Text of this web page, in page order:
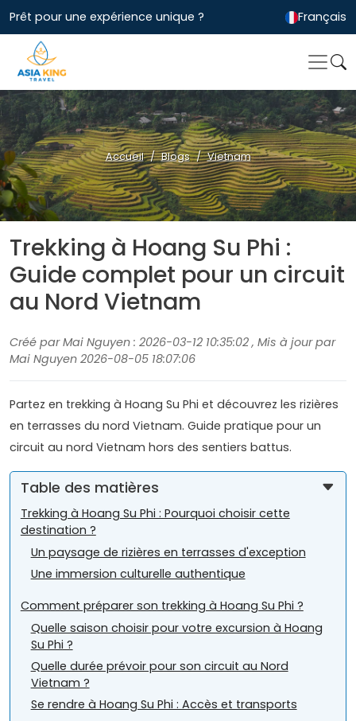
Prêt pour une expérience unique ? Français
Accueil Blogs Vietnam
Trekking à Hoang Su Phi :
Guide complet pour un circuit
au Nord Vietnam
Créé par Mai Nguyen : 2026-03-12 10:35:02 , Mis à jour par
Mai Nguyen 2026-08-05 18:07:06
Partez en trekking à Hoang Su Phi et découvrez les rizières
en terrasses du nord Vietnam. Guide pratique pour un
circuit au nord Vietnam hors des sentiers battus.
Table des matières
Trekking à Hoang Su Phi : Pourquoi choisir cette
destination ?
Un paysage de rizières en terrasses d'exception
Une immersion culturelle authentique
Comment préparer son trekking à Hoang Su Phi ?
Quelle saison choisir pour votre excursion à Hoang
Su Phi ?
Quelle durée prévoir pour son circuit au Nord
Vietnam ?
Se rendre à Hoang Su Phi : Accès et transports